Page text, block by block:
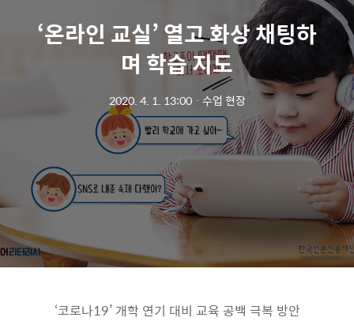
‘온라인 교실’ 열고 화상 채팅하
며 학습 지도
2020. 4. 1. 13:00ㆍ 수업 현장
‘코로나19’ 개학 연기 대비 교육 공백 극복 방안